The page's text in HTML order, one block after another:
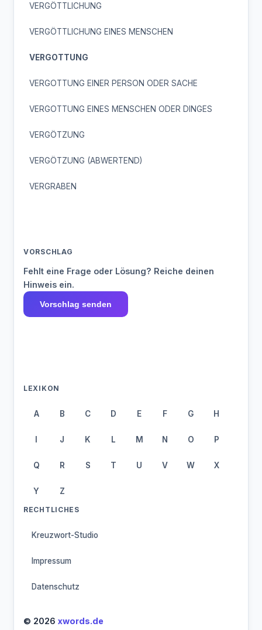
VERGÖTTLICHUNG
VERGÖTTLICHUNG EINES MENSCHEN
VERGOTTUNG
VERGOTTUNG EINER PERSON ODER SACHE
VERGOTTUNG EINES MENSCHEN ODER DINGES
VERGÖTZUNG
VERGÖTZUNG (ABWERTEND)
VERGRABEN
VORSCHLAG
Fehlt eine Frage oder Lösung? Reiche deinen
Hinweis ein.
Vorschlag senden
LEXIKON
A B C D E F G H
I J K L M N O P
Q R S T U V W X
Y Z
RECHTLICHES
Kreuzwort-Studio
Impressum
Datenschutz
© 2026 xwords.de